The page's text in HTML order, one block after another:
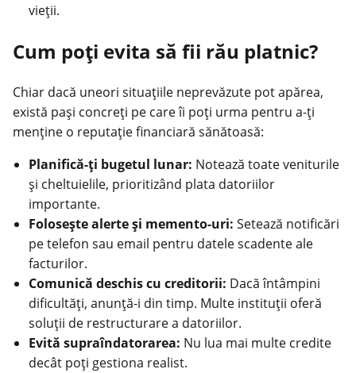
vieții.
Cum poți evita să fii rău platnic?
Chiar dacă uneori situațiile neprevăzute pot apărea,
există pași concreți pe care îi poți urma pentru a-ți
menține o reputație financiară sănătoasă:
Planifică-ți bugetul lunar: Notează toate veniturile
și cheltuielile, prioritizând plata datoriilor
importante.
Folosește alerte și memento-uri: Setează notificări
pe telefon sau email pentru datele scadente ale
facturilor.
Comunică deschis cu creditorii: Dacă întâmpini
dificultăți, anunță-i din timp. Multe instituții oferă
soluții de restructurare a datoriilor.
Evită supraîndatorarea: Nu lua mai multe credite
decât poți gestiona realist.